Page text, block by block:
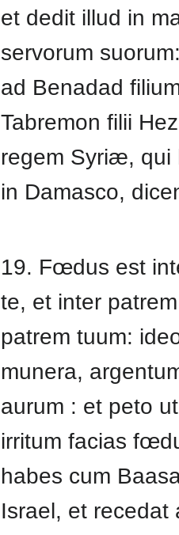
et dedit illud in
servorum
ad Benadad
Tabremon filii
regem Syriæ, qui
in Damasco,
19. Fœdus est
te, et inter
patrem tuum:
munera,
aurum : et peto
irritum facias
habes cum
Israel, et recedat